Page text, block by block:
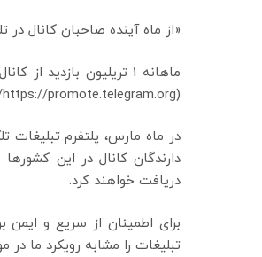
«از ماه آینده صاحبان کانال در
(https://promote.telegram.org/) یک ابزار تبلیغاتی که با حفظ حریم خصوصی طراحی شده است، درآمدزایی می‌کنند.
در ماه مارس، پلتفرم
دریافت خواهند کرد.